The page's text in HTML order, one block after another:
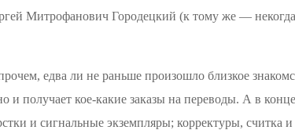
Митрофанович Городецкий (к тому же —
едвали не раньше произошло близкое
получает кое-какие заказы на переводы. А в
и сигнальные экземпляры; корректуры, считка и